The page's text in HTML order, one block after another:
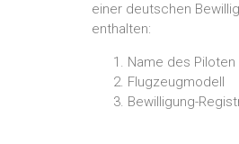
einer deutschen
enthalten:
Name des Piloten
Flugzeugmodell
Bewilligung-